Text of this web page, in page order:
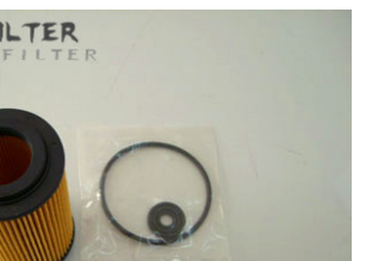
资质荣誉
合作案例